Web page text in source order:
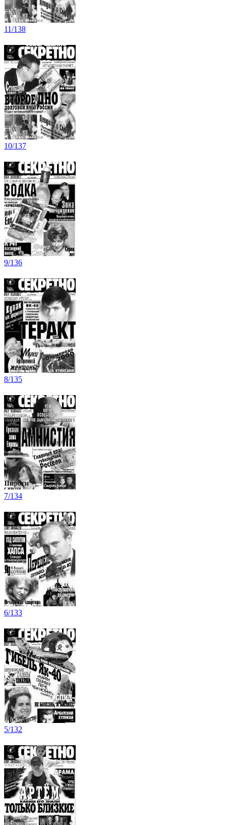
11/138
10/137
9/136
8/135
7/134
6/133
5/132